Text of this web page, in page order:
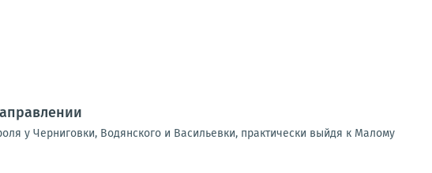
у Черниговки, Водянского и Васильевки, практически выйдя к Малому